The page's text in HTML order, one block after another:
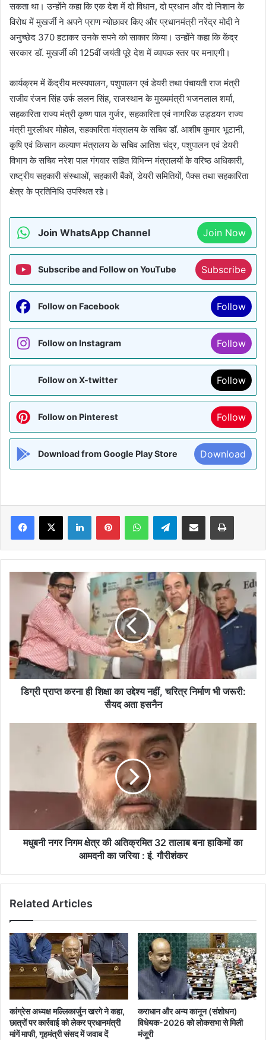
सकता था। उन्होंने कहा कि एक देश में दो विधान, दो प्रधान और दो निशान के
विरोध में मुखर्जी ने अपने प्राण न्योछावर किए और प्रधानमंत्री नरेंद्र मोदी ने
अनुच्छेद 370 हटाकर उनके सपने को साकार किया। उन्होंने कहा कि केंद्र
सरकार डॉ. मुखर्जी की 125वीं जयंती पूरे देश में व्यापक स्तर पर मनाएगी।
कार्यक्रम में केंद्रीय मत्स्यपालन, पशुपालन एवं डेयरी तथा पंचायती राज मंत्री
राजीव रंजन सिंह उर्फ ललन सिंह, राजस्थान के मुख्यमंत्री भजनलाल शर्मा,
सहकारिता राज्य मंत्री कृष्ण पाल गुर्जर, सहकारिता एवं नागरिक उड्डयन राज्य
मंत्री मुरलीधर मोहोल, सहकारिता मंत्रालय के सचिव डॉ. आशीष कुमार भूटानी,
कृषि एवं किसान कल्याण मंत्रालय के सचिव आतिश चंद्र, पशुपालन एवं डेयरी
विभाग के सचिव नरेश पाल गंगवार सहित विभिन्न मंत्रालयों के वरिष्ठ अधिकारी,
राष्ट्रीय सहकारी संस्थाओं, सहकारी बैंकों, डेयरी समितियों, पैक्स तथा सहकारिता
क्षेत्र के प्रतिनिधि उपस्थित रहे।
Join WhatsApp Channel Join Now
Subscribe and Follow on YouTube Subscribe
Follow on Facebook Follow
Follow on Instagram Follow
Follow on X-twitter Follow
Follow on Pinterest Follow
Download from Google Play Store Download
Facebook
X LinkedInPinterestWhatsAppTelegramShare via Email Print
शिक्षा
का
उद्देश्य
नहीं,
चरित्र
निर्माणडिग्री प्राप्त करना ही शिक्षा का उद्देश्य नहीं, चरित्र निर्माण भी जरूरी:
सैयद अता हसनैन
अतिक्रमित
बना
हाकिमोंमधुबनी नगर निगम क्षेत्र की अतिक्रमित 32 तालाब बना हाकिमों का
आमदनी का जरिया : इं. गौरीशंकर
Related Articles
कांग्रेस अध्यक्ष मल्लिकार्जुन खरगे ने कहा,
छात्रों पर कार्रवाई को लेकर प्रधानमंत्री
मांगें माफी, गृहमंत्री संसद में जवाब दें
कराधान और अन्य कानून (संशोधन)
विधेयक-2026 को लोकसभा से मिली
मंजूरी